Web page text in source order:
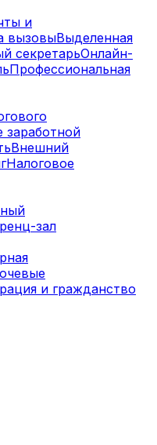
и
вызовыВыделенная
секретарьОнлайн-
Профессиональная
заработной
Внешний
Налоговое
зал
и гражданство